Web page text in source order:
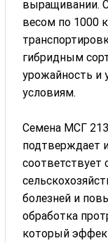
выращивании.
весом по 1000
гибридным
урожайность и
условиям.
Семена МСГ
подтверждает
болезней и
обработка
который